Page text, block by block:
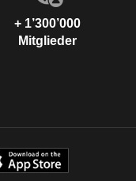
+ 1’300’000
Mitglieder